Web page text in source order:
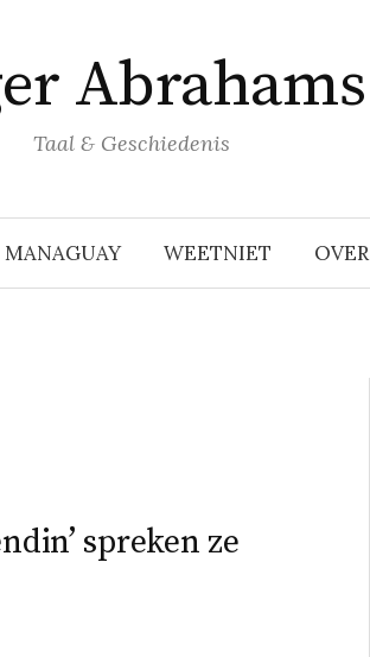
Abrahams
Taal & Geschiedenis
MANAGUAY WEETNIET OVER
spreken ze